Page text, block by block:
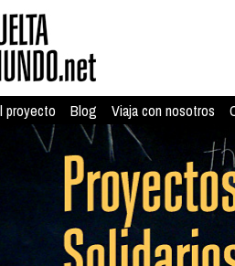
proyecto Blog Viaja con nosotros